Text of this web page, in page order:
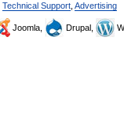
Technical Support Advertising
Joomla, Drupal,